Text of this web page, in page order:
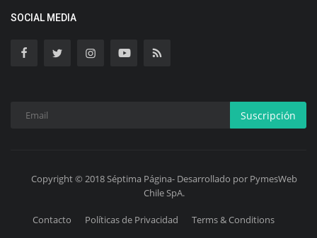
SOCIAL MEDIA
Suscripción
Copyright © 2018 Séptima Página- Desarrollado por PymesWeb
Chile SpA.
Contacto Políticas de Privacidad Terms & Conditions